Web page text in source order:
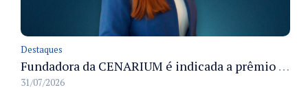
Destaques
Fundadora da CENARIUM é indicada a prêmio 100+ Jornalistas Admirados
31/07/2026